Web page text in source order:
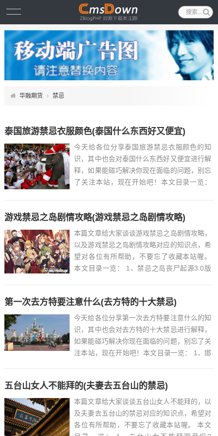
华融期货 禁忌
泰国旅游禁忌衣服颜色(泰国什么东西好又便宜)
今天给各位分享泰国旅游禁忌衣服颜色的知
识，其中也会对泰国什么东西好又便宜进行解
释，如果能碰巧解决你现在面临的问题，别忘
了关注本站，现在开始吧！本文目录一览：
游戏禁忌之岛剧情攻略(游戏禁忌之岛剧情攻略)
本篇文章给大家谈谈游戏禁忌之岛剧情攻略，
以及游戏禁忌之岛剧情攻略对应的知识点，希
望对各位有所帮助，不要忘了收藏本站喔。
本文目录一览： 1、禁忌之岛丧尸起源3.0版
第一次去方特要注意什么(去方特的十大禁忌)
今天给各位分享第一次去方特要注意什么的知
识，其中也会对去方特的十大禁忌进行解释，
如果能碰巧解决你现在面临的问题，别忘了关
注本站，现在开始吧！本文目录一览： 1、邯
五台山女人不能拜的(夫妻去五台山的禁忌)
本篇文章给大家谈谈五台山女人不能拜的，以
及夫妻去五台山的禁忌对应的知识点，希望对
各位有所帮助，不要忘了收藏本站喔。 本文